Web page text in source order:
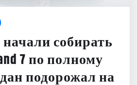
собирать
7 по полному